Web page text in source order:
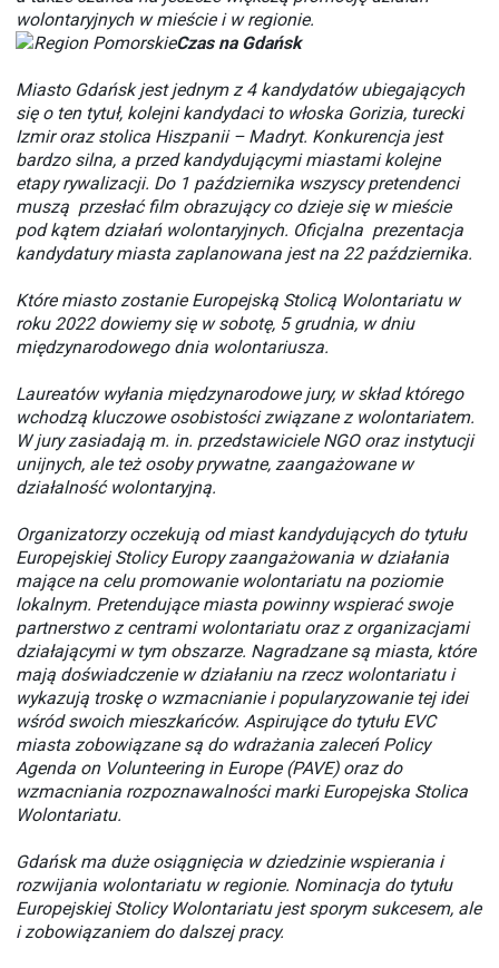
wolontaryjnych w mieście i w regionie.
Czas na Gdańsk
Miasto Gdańsk jest jednym z 4 kandydatów ubiegających
się o ten tytuł, kolejni kandydaci to włoska Gorizia, turecki
Izmir oraz stolica Hiszpanii – Madryt. Konkurencja jest
bardzo silna, a przed kandydującymi miastami kolejne
etapy rywalizacji. Do 1 października wszyscy pretendenci
muszą przesłać film obrazujący co dzieje się w mieście
pod kątem działań wolontaryjnych. Oficjalna prezentacja
kandydatury miasta zaplanowana jest na 22 października.
Które miasto zostanie Europejską Stolicą Wolontariatu w
roku 2022 dowiemy się w sobotę, 5 grudnia, w dniu
międzynarodowego dnia wolontariusza.
Laureatów wyłania międzynarodowe jury, w skład którego
wchodzą kluczowe osobistości związane z wolontariatem.
W jury zasiadają m. in. przedstawiciele NGO oraz instytucji
unijnych, ale też osoby prywatne, zaangażowane w
działalność wolontaryjną.
Organizatorzy oczekują od miast kandydujących do tytułu
Europejskiej Stolicy Europy zaangażowania w działania
mające na celu promowanie wolontariatu na poziomie
lokalnym. Pretendujące miasta powinny wspierać swoje
partnerstwo z centrami wolontariatu oraz z organizacjami
działającymi w tym obszarze. Nagradzane są miasta, które
mają doświadczenie w działaniu na rzecz wolontariatu i
wykazują troskę o wzmacnianie i popularyzowanie tej idei
wśród swoich mieszkańców. Aspirujące do tytułu EVC
miasta zobowiązane są do wdrażania zaleceń Policy
Agenda on Volunteering in Europe (PAVE) oraz do
wzmacniania rozpoznawalności marki Europejska Stolica
Wolontariatu.
Gdańsk ma duże osiągnięcia w dziedzinie wspierania i
rozwijania wolontariatu w regionie. Nominacja do tytułu
Europejskiej Stolicy Wolontariatu jest sporym sukcesem, ale
i zobowiązaniem do dalszej pracy.